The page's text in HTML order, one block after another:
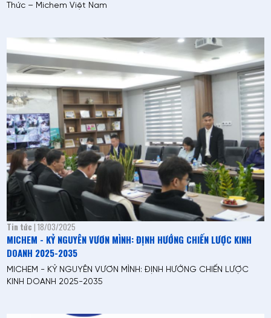
Thức – Michem Việt Nam
Tin tức | 18/03/2025
MICHEM - KỶ NGUYÊN VƯƠN MÌNH: ĐỊNH HƯỚNG CHIẾN LƯỢC KINH
DOANH 2025-2035
MICHEM - KỶ NGUYÊN VƯƠN MÌNH: ĐỊNH HƯỚNG CHIẾN LƯỢC
KINH DOANH 2025-2035